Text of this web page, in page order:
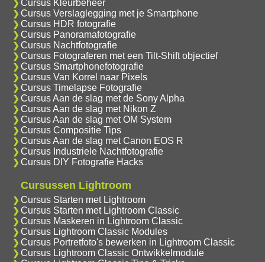
Cursus Kleurbeheer
Cursus Verslaglegging met je Smartphone
Cursus HDR fotografie
Cursus Panoramafotografie
Cursus Nachtfotografie
Cursus Fotograferen met een Tilt-Shift objectief
Cursus Smartphonefotografie
Cursus Van Korrel naar Pixels
Cursus Timelapse Fotografie
Cursus Aan de slag met de Sony Alpha
Cursus Aan de slag met Nikon Z
Cursus Aan de slag met OM System
Cursus Compositie Tips
Cursus Aan de slag met Canon EOS R
Cursus Industriele Nachtfotografie
Cursus DIY Fotografie Hacks
Cursussen Lightroom
Cursus Starten met Lightroom
Cursus Starten met Lightroom Classic
Cursus Maskeren in Lightroom Classic
Cursus Lightroom Classic Modules
Cursus Portretfoto's bewerken in Lightroom Classic
Cursus Lightroom Classic Ontwikkelmodule